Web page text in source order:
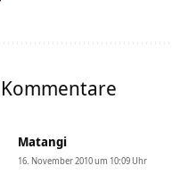
Matangi
16. November 2010 um 10:09 Uhr